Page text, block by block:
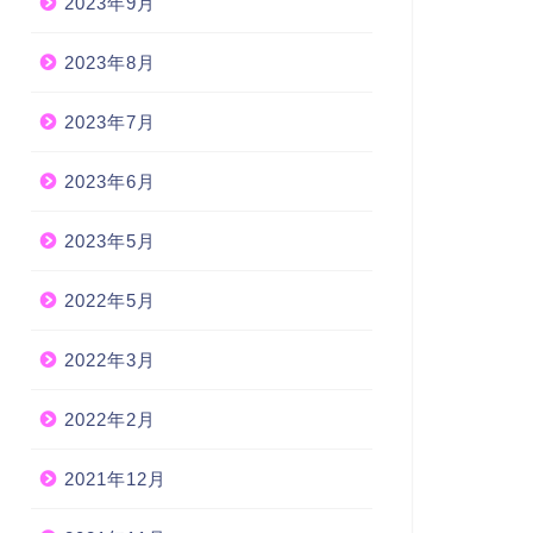
2023年8月
2023年7月
2023年6月
2023年5月
2022年5月
2022年3月
2022年2月
2021年12月